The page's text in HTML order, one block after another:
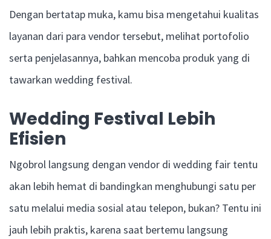
Dengan bertatap muka, kamu bisa mengetahui kualitas
layanan dari para vendor tersebut, melihat portofolio
serta penjelasannya, bahkan mencoba produk yang di
tawarkan wedding festival.
Wedding Festival Lebih
Efisien
Ngobrol langsung dengan vendor di wedding fair tentu
akan lebih hemat di bandingkan menghubungi satu per
satu melalui media sosial atau telepon, bukan? Tentu ini
jauh lebih praktis, karena saat bertemu langsung